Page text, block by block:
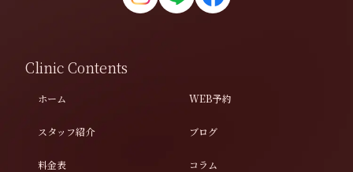
Clinic Contents
ホーム
スタッフ紹介
料金表
WEB予約
ブログ
コラム